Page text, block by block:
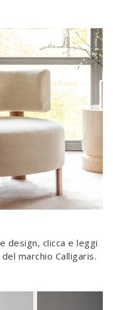
design, clicca e leggi
marchio Calligaris.